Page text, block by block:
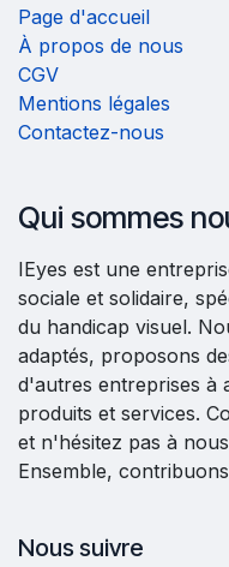
Page d'accueil
À propos de nous
CGV
Mentions légales
Contactez-nous
Qui sommes
IEyes est une
sociale et solidaire,
du handicap visuel.
adaptés, proposons
d'autres entreprises à
produits et services.
et n'hésitez pas à nous
Ensemble,
Nous suivre